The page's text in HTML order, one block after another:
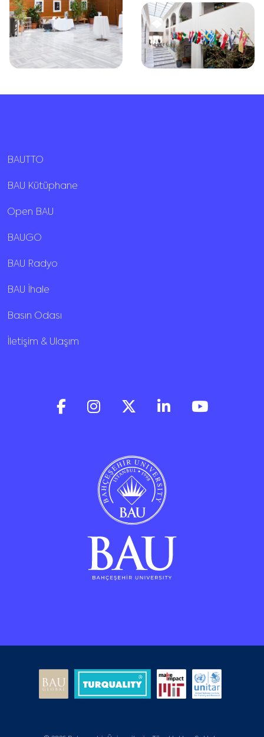
BAUTTO
BAU Kütüphane
Open BAU
BAUGO
BAU Radyo
BAU İhale
Basın Odası
İletişim & Ulaşım